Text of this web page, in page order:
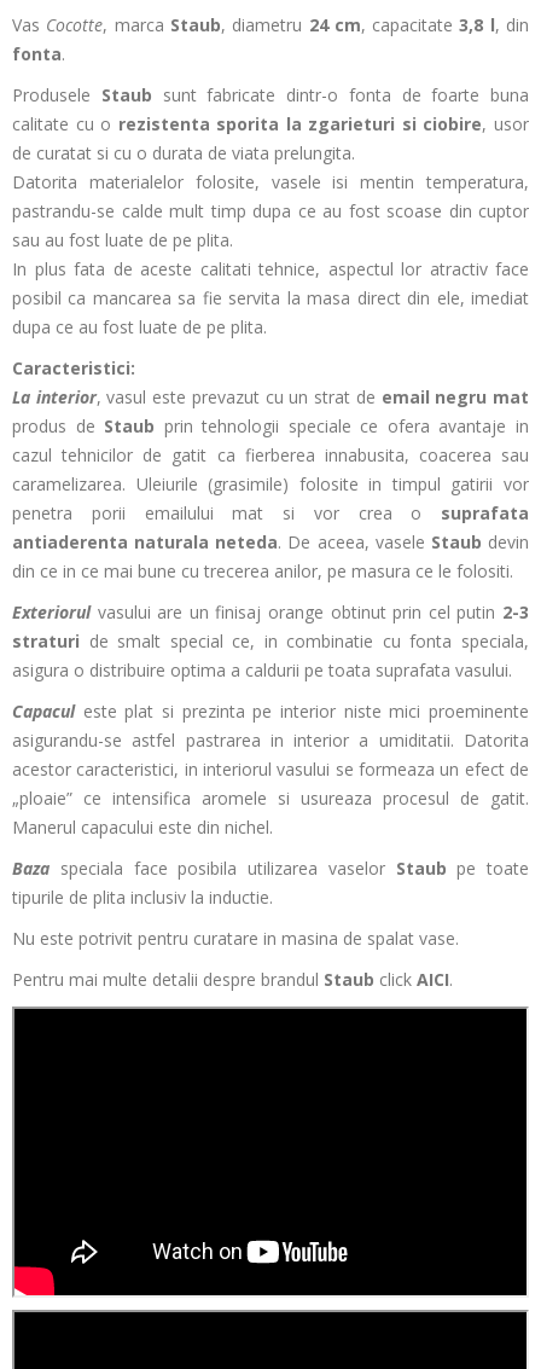
Vas Cocotte, marca Staub, diametru 24 cm, capacitate3,8 l, din
fonta.
Produsele Staub sunt fabricate dintr-o fonta de foarte buna
calitate cu o rezistenta sporita la zgarieturi si ciobire, usor
de curatat si cu o durata de viata prelungita.
Datorita materialelor folosite, vasele isi mentin temperatura,
pastrandu-se calde mult timp dupa ce au fost scoase din cuptor
sau au fost luate de pe plita.
In plus fata de aceste calitati tehnice, aspectul lor atractiv face
posibil ca mancarea sa fie servita la masa direct din ele, imediat
dupa ce au fost luate de pe plita.
Caracteristici:
La interior, vasul este prevazut cu un strat de email negru mat
produs de Staub prin tehnologii speciale ce ofera avantaje in
cazul tehnicilor de gatit ca fierberea innabusita, coacerea sau
caramelizarea. Uleiurile (grasimile) folosite in timpul gatirii vor
penetra porii emailului mat si vor crea o suprafata
antiaderenta naturala neteda. De aceea, vasele Staub devin
din ce in ce mai bune cu trecerea anilor, pe masura ce le folositi.
Exteriorulvasului are un finisaj orange obtinut prin cel putin 2-3
straturi de smalt special ce, in combinatie cu fonta speciala,
asigura o distribuire optima a caldurii pe toata suprafata vasului.
Capaculeste plat si prezinta pe interior niste mici proeminente
asigurandu-se astfel pastrarea in interior a umiditatii. Datorita
acestor caracteristici, in interiorul vasului se formeaza un efect de
„ploaie” ce intensifica aromele si usureaza procesul de gatit.
Manerul capacului este din nichel.
Baza speciala face posibila utilizarea vaselor Staub pe toate
tipurile de plita inclusiv la inductie.
Nu este potrivit pentru curatare in masina de spalat vase.
Pentru mai multe detalii despre brandul Staub click AICI.